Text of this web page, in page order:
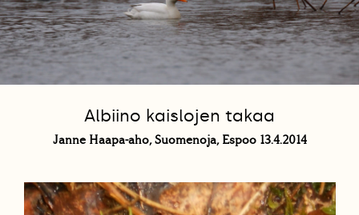
Albiino kaislojen takaa
Janne Haapa-aho, Suomenoja, Espoo 13.4.2014